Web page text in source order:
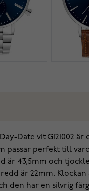
Date vit G121002 är
passar perfekt till
är 43,5mm och
är 22mm. Klockan
den har en silvrig